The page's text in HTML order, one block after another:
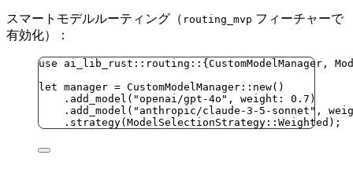
スマートモデルルーティング（ routing_mvp フィーチャーで
有効化）：
use ai_lib_rust :: routing :: {CustomModelManager,
let manager = CustomModelManager :: new()
. add_model ( "openai/gpt-4o " , weight : 0.7 )
. add_model ( " anthropic/claude-3-5-sonnet " ,
. strategy(ModelSelectionStrategy :: Weighted);